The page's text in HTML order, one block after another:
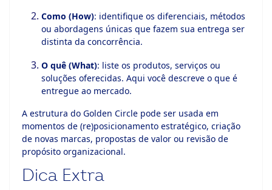
Como (How): identifique os diferenciais, métodos
ou abordagens únicas que fazem sua entrega ser
distinta da concorrência.
O quê (What): liste os produtos, serviços ou
soluções oferecidas. Aqui você descreve o que é
entregue ao mercado.
A estrutura do Golden Circle pode ser usada em
momentos de (re)posicionamento estratégico, criação
de novas marcas, propostas de valor ou revisão de
propósito organizacional.
Dica Extra